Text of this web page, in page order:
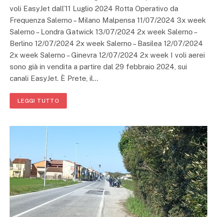
voli EasyJet dall’11 Luglio 2024 Rotta Operativo da
Frequenza Salerno – Milano Malpensa 11/07/2024 3x week
Salerno – Londra Gatwick 13/07/2024 2x week Salerno –
Berlino 12/07/2024 2x week Salerno – Basilea 12/07/2024
2x week Salerno – Ginevra 12/07/2024 2x week I voli aerei
sono già in vendita a partire dal 29 febbraio 2024, sui
canali EasyJet. È Prete, il…
LEGGI TUTTO